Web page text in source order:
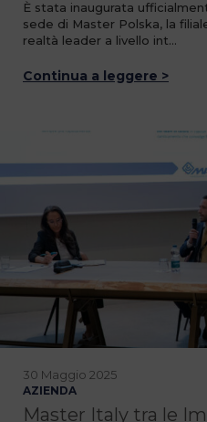
È stata inaugurata
sede di Master Polska, la
realtà leader a livello int…
Continua a leggere >
30 Maggio 2025
AZIENDA
Master Italy tra le